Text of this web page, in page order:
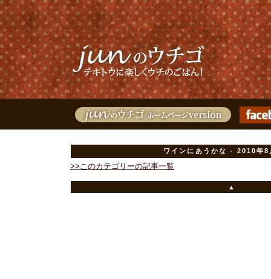
ワインにあうかな - 2010年8
>>このカテゴリーの記事一覧
▲